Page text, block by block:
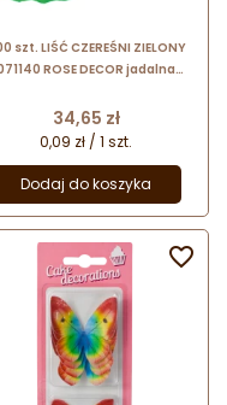
szt. LIŚĆ CZEREŚNI ZIELONY
ROSE DECOR jadalna
liści
Cena
34,65 zł
0,09 zł / 1 szt.
Dodaj do koszyka
